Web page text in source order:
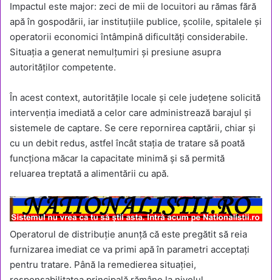
Impactul este major: zeci de mii de locuitori au rămas fără
apă în gospodării, iar instituțiile publice, școlile, spitalele și
operatorii economici întâmpină dificultăți considerabile.
Situația a generat nemulțumiri și presiune asupra
autorităților competente.
În acest context, autoritățile locale și cele județene solicită
intervenția imediată a celor care administrează barajul și
sistemele de captare. Se cere repornirea captării, chiar și
cu un debit redus, astfel încât stația de tratare să poată
funcționa măcar la capacitate minimă și să permită
reluarea treptată a alimentării cu apă.
Operatorul de distribuție anunță că este pregătit să reia
furnizarea imediat ce va primi apă în parametri acceptați
pentru tratare. Până la remedierea situației,